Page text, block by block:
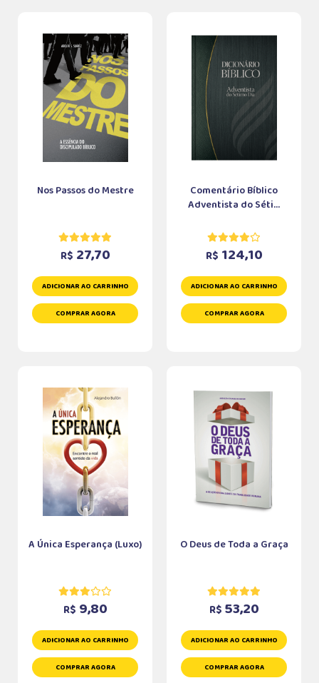
Nos Passos do Mestre
R$ 27,70
ADICIONAR AO CARRINHO
COMPRAR AGORA
Comentário Bíblico
Adventista do Séti...
R$ 124,10
ADICIONAR AO CARRINHO
COMPRAR AGORA
A Única Esperança (Luxo)
R$ 9,80
ADICIONAR AO CARRINHO
COMPRAR AGORA
O Deus de Toda a Graça
R$ 53,20
ADICIONAR AO CARRINHO
COMPRAR AGORA